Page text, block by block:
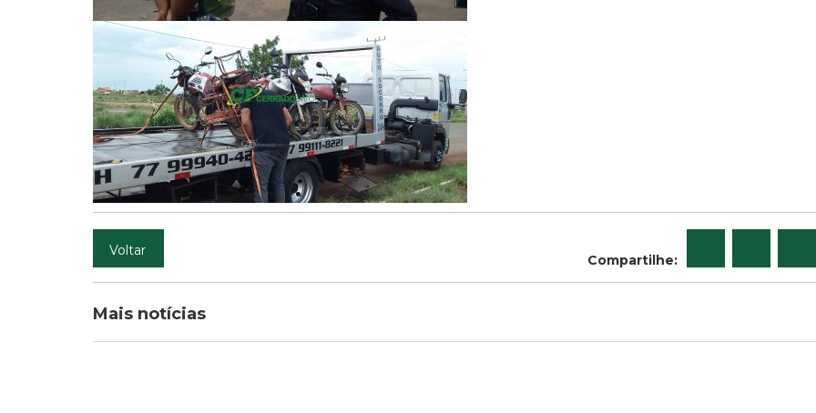
Compartilhe: